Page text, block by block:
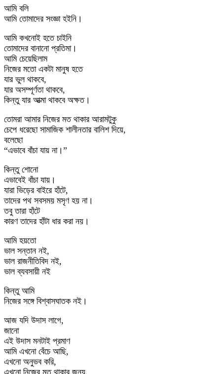
আমি বলি
আমি তোমাদের সংজ্ঞা হইনি।
আমি কখনোই হতে চাইনি
তোমাদের বানানো প্রতিমা।
আমি চেয়েছিলাম
নিজের মতো একটা মানুষ হতে
যার ভুল থাকবে,
যার অসম্পূর্ণতা থাকবে,
কিন্তু যার আত্মা থাকবে অক্ষত।
তোমরা আমার নিজের মত থাকার আরামটুকু
চেপে ধরেছো সামাজিক শালীনতার বালিশ দিয়ে,
বলেছো
“এভাবে বাঁচা যায় না।”
কিন্তু শোনো
এভাবেই বাঁচা যায়।
যারা ভিড়ের বাইরে হাঁটে,
তাদের পথ সবসময় মসৃণ হয় না।
তবু তারা হাঁটে
কারণ তাদের হাঁটা ধার করা নয়।
আমি হয়তো
ভাল সন্তান নই,
ভাল রাজনীতিবিদ নই,
ভাল ব্যবসায়ী নই
কিন্তু আমি
নিজের সঙ্গে বিশ্বাসঘাতক নই।
আজ যদি উদাস লাগে,
জানো
এই উদাস মনটাই প্রমাণ
আমি এখনো বেঁচে আছি,
এখনো অনুভব করি,
এখনো নিজের মত থাকার জন্য